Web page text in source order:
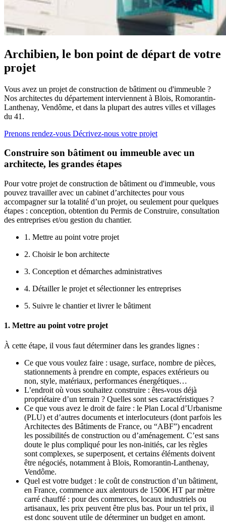
Archibien, le bon point de départ de votre
projet
Vous avez un projet de construction de bâtiment ou d'immeuble ?
Nos architectes du département interviennent à Blois, Romorantin-
Lanthenay, Vendôme, et dans la plupart des autres villes et villages
du 41.
Prenons rendez-vous Décrivez-nous votre projet
Construire son bâtiment ou immeuble avec un
architecte, les grandes étapes
Pour votre projet de construction de bâtiment ou d'immeuble, vous
pouvez travailler avec un cabinet d’architectes pour vous
accompagner sur la totalité d’un projet, ou seulement pour quelques
étapes : conception, obtention du Permis de Construire, consultation
des entreprises et/ou gestion du chantier.
1. Mettre au point votre projet
2. Choisir le bon architecte
3. Conception et démarches administratives
4. Détailler le projet et sélectionner les entreprises
5. Suivre le chantier et livrer le bâtiment
1. Mettre au point votre projet
À cette étape, il vous faut déterminer dans les grandes lignes :
Ce que vous voulez faire : usage, surface, nombre de pièces,
stationnements à prendre en compte, espaces extérieurs ou
non, style, matériaux, performances énergétiques…
L’endroit où vous souhaitez construire : êtes-vous déjà
propriétaire d’un terrain ? Quelles sont ses caractéristiques ?
Ce que vous avez le droit de faire : le Plan Local d’Urbanisme
(PLU) et d’autres documents et interlocuteurs (dont parfois les
Architectes des Bâtiments de France, ou “ABF”) encadrent
les possibilités de construction ou d’aménagement. C’est sans
doute le plus compliqué pour les non-initiés, car les règles
sont complexes, se superposent, et certains éléments doivent
être négociés, notamment à Blois, Romorantin-Lanthenay,
Vendôme.
Quel est votre budget : le coût de construction d’un bâtiment,
en France, commence aux alentours de 1500€ HT par mètre
carré chauffé : pour des commerces, locaux industriels ou
artisanaux, les prix peuvent être plus bas. Pour un tel prix, il
est donc souvent utile de déterminer un budget en amont.